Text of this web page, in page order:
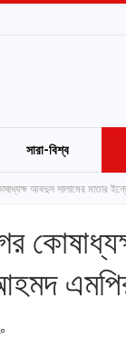
সারা-বিশ্ব
আবদুস সালামের মাতার